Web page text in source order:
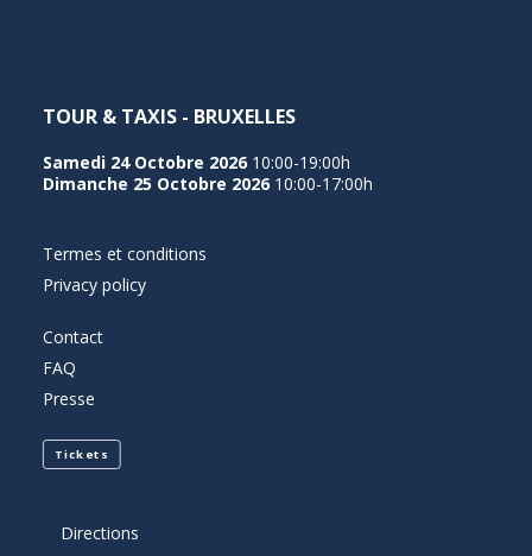
TOUR & TAXIS - BRUXELLES
Samedi 24 Octobre 2026 10:00-19:00h
Dimanche 25 Octobre 2026 10:00-17:00h
Termes et conditions
Privacy policy
Contact
FAQ
Presse
Tickets
Directions